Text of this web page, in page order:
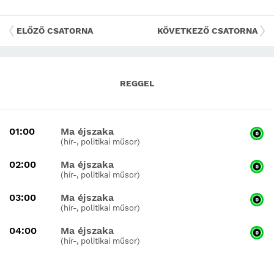
ELŐZŐ CSATORNA KÖVETKEZŐ CSATORNA
REGGEL
01:00 Ma éjszaka
(hír-, politikai műsor)
02:00 Ma éjszaka
(hír-, politikai műsor)
03:00 Ma éjszaka
(hír-, politikai műsor)
04:00 Ma éjszaka
(hír-, politikai műsor)